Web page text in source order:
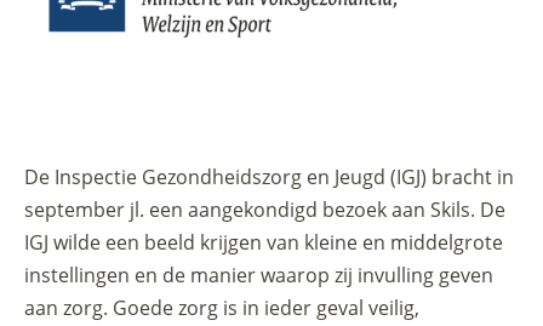
De Inspectie Gezondheidszorg en Jeugd (IGJ) bracht in
september jl. een aangekondigd bezoek aan Skils. De
IGJ wilde een beeld krijgen van kleine en middelgrote
instellingen en de manier waarop zij invulling geven
aan zorg. Goede zorg is in ieder geval veilig,